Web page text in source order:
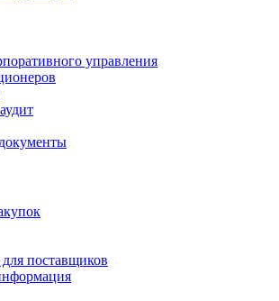
управления
поставщиков